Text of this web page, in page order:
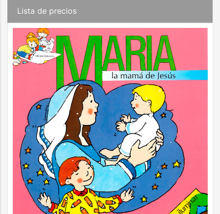
Lista de precios